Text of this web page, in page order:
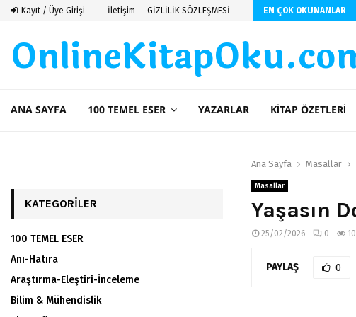
Kayıt / Üye Girişi İletişim GİZLİLİK SÖZLEŞMESİ EN ÇOK OKUNANLAR
ANA SAYFA 100 TEMEL ESER YAZARLAR KITAP ÖZETLERI
Ana Sayfa Masallar
Masallar
Yaşasın
25/02/2026 0
PAYLAŞ 0
KATEGORILER
100 TEMEL ESER
Anı-Hatıra
Araştırma-Eleştiri-İnceleme
Bilim & Mühendislik